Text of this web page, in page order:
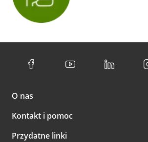
O nas
Kontakt i pomoc
Przydatne linki